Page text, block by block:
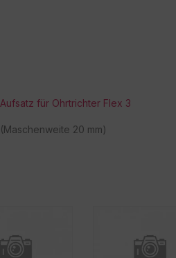
Aufsatz für Ohrtrichter Flex 3
(Maschenweite 20 mm)